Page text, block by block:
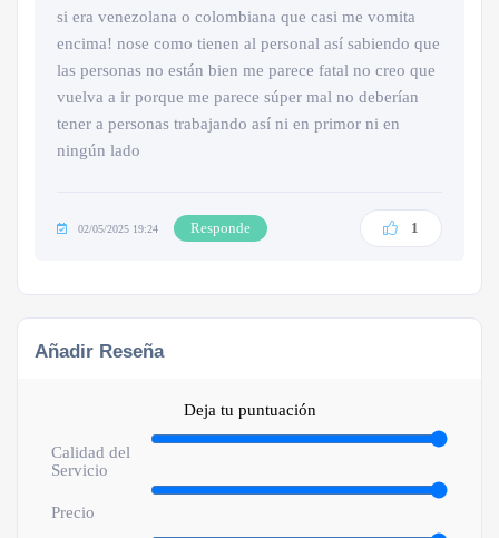
si era venezolana o colombiana que casi me vomita
encima! nose como tienen al personal así sabiendo que
las personas no están bien me parece fatal no creo que
vuelva a ir porque me parece súper mal no deberían
tener a personas trabajando así ni en primor ni en
ningún lado
02/05/2025 19:24 Responde 1
Añadir Reseña
Deja tu puntuación
Calidad del
Servicio
Precio